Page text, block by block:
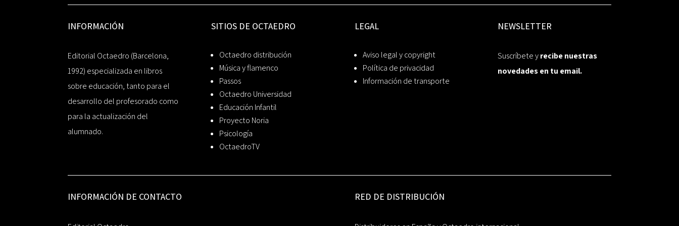
INFORMACIÓN
Editorial Octaedro (Barcelona,
1992) especializada en libros
sobre educación, tanto para el
desarrollo del profesorado como
para la actualización del
alumnado.
SITIOS DE OCTAEDRO
Octaedro distribución
Música y flamenco
Passos
Octaedro Universidad
Educación Infantil
Proyecto Noria
Psicología
OctaedroTV
LEGAL
Aviso legal y copyright
Política de privacidad
Información de transporte
NEWSLETTER
Suscríbete yrecibe nuestras
novedades en tu email.
INFORMACIÓN DE CONTACTO RED DE DISTRIBUCIÓN